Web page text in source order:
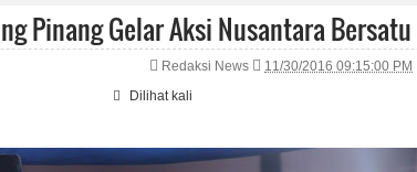
Pinang Gelar Aksi Nusantara Bersatu
Redaksi News 11/30/2016 09:15:00 PM
Dilihat kali